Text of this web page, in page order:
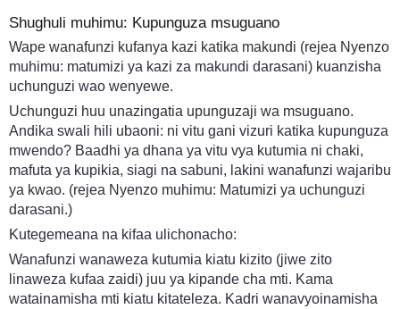
Shughuli muhimu: Kupunguza msuguano
Wape wanafunzi kufanya kazi katika makundi (rejea Nyenzo
muhimu: matumizi ya kazi za makundi darasani) kuanzisha
uchunguzi wao wenyewe.
Uchunguzi huu unazingatia upunguzaji wa msuguano.
Andika swali hili ubaoni: ni vitu gani vizuri katika kupunguza
mwendo? Baadhi ya dhana ya vitu vya kutumia ni chaki,
mafuta ya kupikia, siagi na sabuni, lakini wanafunzi wajaribu
ya kwao. (rejea Nyenzo muhimu: Matumizi ya uchunguzi
darasani.)
Kutegemeana na kifaa ulichonacho:
Wanafunzi wanaweza kutumia kiatu kizito (jiwe zito
linaweza kufaa zaidi) juu ya kipande cha mti. Kama
watainamisha mti kiatu kitateleza. Kadri wanavyoinamisha